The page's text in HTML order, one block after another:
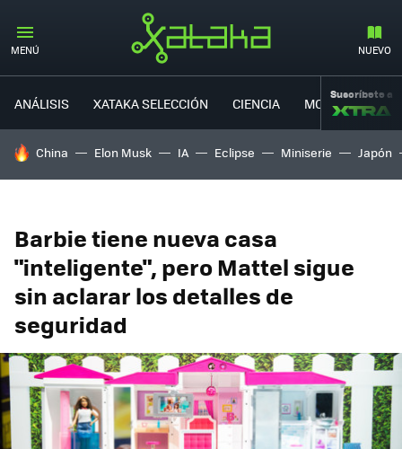
MENÚ NUEVO
ANÁLISIS XATAKA SELECCIÓN CIENCIA MOVILIDAD
Suscríbete a
HOY SE HABLA DE
China Elon Musk IA Eclipse Miniserie Japón
Barbie tiene nueva casa
"inteligente", pero Mattel sigue
sin aclarar los detalles de
seguridad